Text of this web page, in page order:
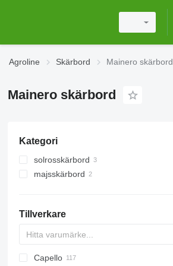
Agroline Skärbord Mainero skärbord
Mainero skärbord
Kategori
solrosskärbord
majsskärbord
Tillverkare
Crop Ranger
Capello